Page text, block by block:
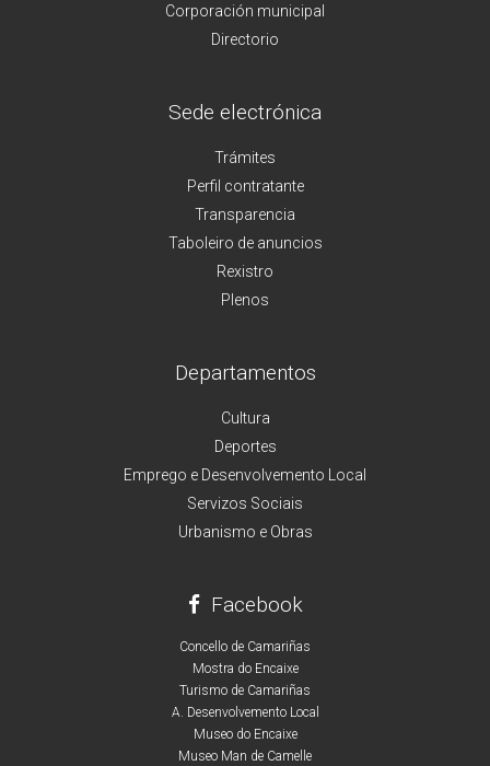
Corporación municipal
Directorio
Sede electrónica
Trámites
Perfil contratante
Transparencia
Taboleiro de anuncios
Rexistro
Plenos
Departamentos
Cultura
Deportes
Emprego e Desenvolvemento Local
Servizos Sociais
Urbanismo e Obras
Facebook
Concello de Camariñas
Mostra do Encaixe
Turismo de Camariñas
A. Desenvolvemento Local
Museo do Encaixe
Museo Man de Camelle